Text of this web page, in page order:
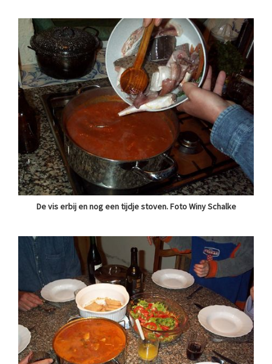
De vis erbij en nog een tijdje stoven. Foto Winy Schalke